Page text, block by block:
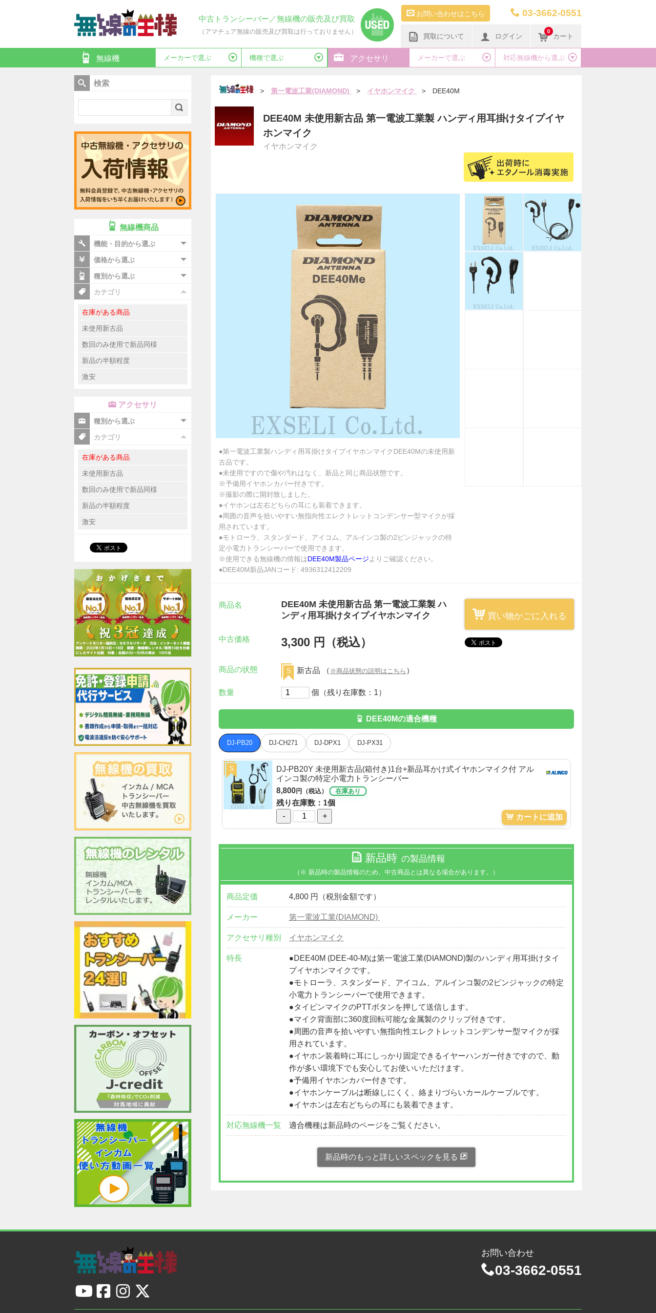
中古トランシーバー／無線機の販売及び買取
（アマチュア無線の販売及び買取は行っておりません）
お問い合わせはこちら 03-3662-0551
買取について ログイン
0
カート
無線機 メーカーで選ぶ 機種で選ぶ アクセサリ メーカーで選ぶ 対応無線機から選ぶ
> 第一電波工業(DIAMOND) > イヤホンマイク > DEE40M
DEE40M 未使用新古品 第一電波工業製 ハンディ用耳掛けタイプイヤ
ホンマイク
イヤホンマイク
●第一電波工業製ハンディ用耳掛けタイプイヤホンマイクDEE40Mの未使用新
古品です。
●未使用ですので傷や汚れはなく、新品と同じ商品状態です。
※予備用イヤホンカバー付きです。
※撮影の際に開封致しました。
●イヤホンは左右どちらの耳にも装着できます。
●周囲の音声を拾いやすい無指向性エレクトレットコンデンサー型マイクが採
用されています。
●モトローラ、スタンダード、アイコム、アルインコ製の2ピンジャックの特
定小電力トランシーバーで使用できます。
※使用できる無線機の情報はDEE40M製品ページよりご確認ください。
●DEE40M新品JANコード: 4936312412209
商品名
DEE40M 未使用新古品 第一電波工業製 ハ
ンディ用耳掛けタイプイヤホンマイク
中古価格 3,300 円（税込）
商品の状態 S 新古品 （ ※商品状態の説明はこちら ）
数量 個（残り在庫数：1）
買い物かごに入れる
DEE40Mの適合機種
DJ-PB20 DJ-CH271 DJ-DPX1 DJ-PX31
DJ-PB20Y 未使用新古品(箱付き)1台+新品耳かけ式イヤホンマイク付 アル
インコ製の特定小電力トランシーバー
8,800円（税込） 在庫あり
残り在庫数：1個
-
+ カートに追加
S
新品時 の製品情報
（※ 新品時の製品情報のため、中古商品とは異なる場合があります。）
商品定価 4,800 円（税別金額です）
メーカー 第一電波工業(DIAMOND)
アクセサリ種別 イヤホンマイク
特長
●DEE40M (DEE-40-M)は第一電波工業(DIAMOND)製のハンディ用耳掛けタイ
プイヤホンマイクです。
●モトローラ、スタンダード、アイコム、アルインコ製の2ピンジャックの特定
小電力トランシーバーで使用できます。
●タイピンマイクのPTTボタンを押して送信します。
●マイク背面部に360度回転可能な金属製のクリップ付きです。
●周囲の音声を拾いやすい無指向性エレクトレットコンデンサー型マイクが採
用されています。
●イヤホン装着時に耳にしっかり固定できるイヤーハンガー付きですので、動
作が多い環境下でも安心してお使いいただけます。
●予備用イヤホンカバー付きです。
●イヤホンケーブルは断線しにくく、絡まりづらいカールケーブルです。
●イヤホンは左右どちらの耳にも装着できます。
対応無線機一覧 適合機種は新品時のページをご覧ください。
新品時のもっと詳しいスペックを見る
検索
無線機商品
機能・目的から選ぶ
価格から選ぶ
種別から選ぶ
カテゴリ
在庫がある商品
未使用新古品
数回のみ使用で新品同様
新品の半額程度
激安
アクセサリ
種別から選ぶ
カテゴリ
在庫がある商品
未使用新古品
数回のみ使用で新品同様
新品の半額程度
激安
お問い合わせ
03-3662-0551